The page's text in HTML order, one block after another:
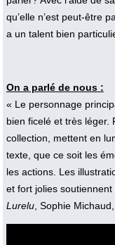
qu’elle n’est peut-être
a un talent bien
On a parlé de nous :
« Le personnage
bien ficelé et très léger.
collection, mettent en
texte, que ce soit les
les actions. Les
et fort jolies
Lurelu, Sophie